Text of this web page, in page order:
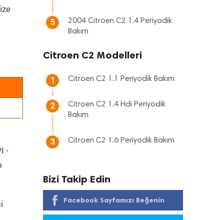
-
5
2004 Citroen C2 1.4 Periyodik
Bakım
Citroen C2 Modelleri
1 Citroen C2 1.1 Periyodik Bakım
2
Citroen C2 1.4 Hdi Periyodik
Bakım
3 Citroen C2 1.6 Periyodik Bakım
Bizi Takip Edin
Facebook Sayfamızı Beğenin